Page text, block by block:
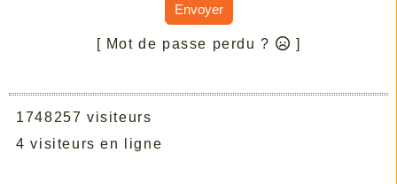
Envoyer
[ Mot de passe perdu ? ]
1748257 visiteurs
4 visiteurs en ligne